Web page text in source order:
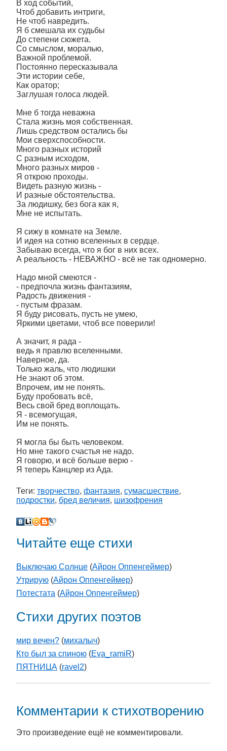
В ход событий,
Чтоб добавить интриги,
Не чтоб навредить.
Я б смешала их судьбы
До степени сюжета.
Со смыслом, моралью,
Важной проблемой.
Постоянно пересказывала
Эти истории себе,
Как оратор;
Заглушая голоса людей.
Мне б тогда неважна
Стала жизнь моя собственная.
Лишь средством остались бы
Мои сверхспособности.
Много разных историй
С разным исходом,
Много разных миров -
Я открою проходы.
Видеть разную жизнь -
И разные обстоятельства.
За людишку, без бога как я,
Мне не испытать.
Я сижу в комнате на Земле.
И идея на сотню вселенных в сердце.
Забываю всегда, что я бог в них всех.
А реальность - НЕВАЖНО - всë не так одномерно.
Надо мной смеются -
- предпочла жизнь фантазиям,
Радость движения -
- пустым фразам.
Я буду рисовать, пусть не умею,
Яркими цветами, чтоб все поверили!
А значит, я рада -
ведь я правлю вселенными.
Наверное, да.
Только жаль, что людишки
Не знают об этом.
Впрочем, им не понять.
Буду пробовать всë,
Весь свой бред воплощать.
Я - всемогущая,
Им не понять.
Я могла бы быть человеком.
Но мне такого счастья не надо.
Я говорю, и всë больше верю -
Я теперь Канцлер из Ада.
Теги: творчество, фантазия, сумасшествие,
подростки, бред величия, шизофрения
Читайте еще стихи
Выключаю Солнце (Айрон Оппенгеймер)
Утрирую (Айрон Оппенгеймер)
Потестата (Айрон Оппенгеймер)
Стихи других поэтов
мир вечен? (михалыч)
Кто был за спиною (Eva_ramiR)
ПЯТНИЦА (ravel2)
Комментарии к стихотворению
Это произведение ещё не комментировали.